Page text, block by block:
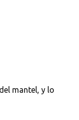
mantel, y lo